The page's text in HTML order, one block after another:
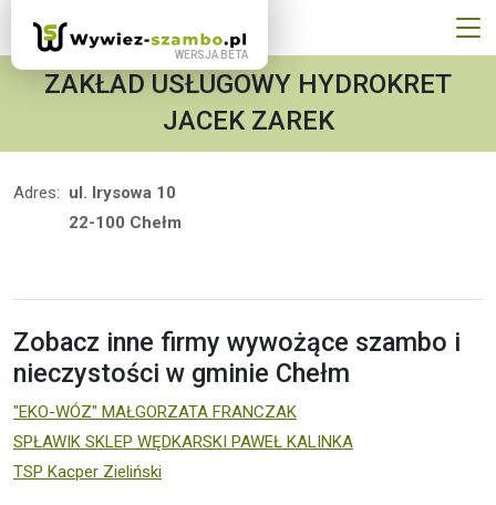
ZAKŁAD USŁUGOWY HYDROKRET
JACEK ZAREK
Adres: ul. Irysowa 10
22-100 Chełm
Zobacz inne firmy wywożące szambo i
nieczystości w gminie Chełm
"EKO-WÓZ" MAŁGORZATA FRANCZAK
SPŁAWIK SKLEP WĘDKARSKI PAWEŁ KALINKA
TSP Kacper Zieliński